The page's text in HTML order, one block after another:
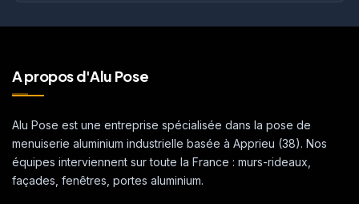
A propos d'Alu Pose
Alu Pose est une entreprise spécialisée dans la pose de
menuiserie aluminium industrielle basée à Apprieu (38). Nos
équipes interviennent sur toute la France : murs-rideaux,
façades, fenêtres, portes aluminium.